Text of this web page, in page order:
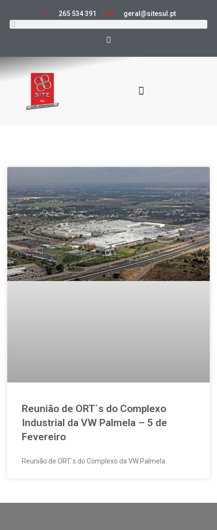
265 534 391 geral@sitesul.pt
Reunião de ORT`s do Complexo
Industrial da VW Palmela – 5 de
Fevereiro
Reunião de ORT`s do Complexo da VW Palmela